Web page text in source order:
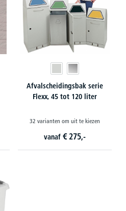
Afvalscheidingsbak serie
Flexx, 45 tot 120 liter
32 varianten om uit te kiezen
vanaf € 275,-